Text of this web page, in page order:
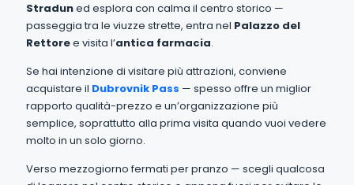
Straduned esplora con calma il centro storico —
passeggia tra le viuzze strette, entra nel Palazzo del
Rettoree visita l’antica farmacia.
Se hai intenzione di visitare più attrazioni, conviene
acquistare il Dubrovnik Pass — spesso offre un miglior
rapporto qualità-prezzo e un’organizzazione più
semplice, soprattutto alla prima visita quando vuoi vedere
molto in un solo giorno.
Verso mezzogiorno fermati per pranzo — scegli qualcosa